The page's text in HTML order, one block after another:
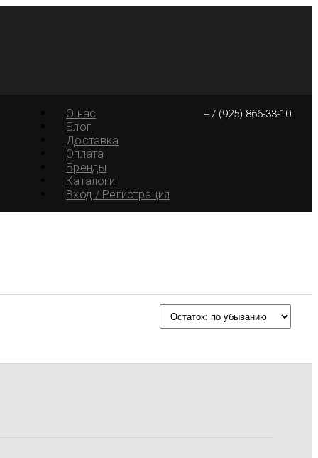
+7 (925) 866-33-10
О нас
Блог
Доставка
Оплата
Бренды
Каталоги
Вход / Регистрация